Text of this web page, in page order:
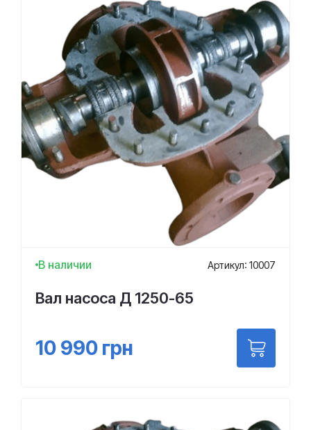
В наличии Артикул: 10007
Вал насоса Д 1250-65
10 990 грн